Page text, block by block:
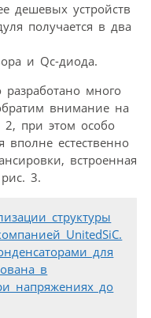
дешевых устройств
получается в два
и Qc-диода.
много
внимание на
при этом особо
вполне естественно
встроенная
3.